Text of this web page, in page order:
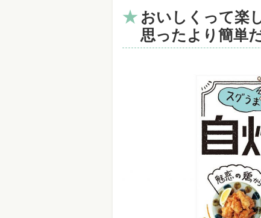
おいしくって楽
思ったより簡単